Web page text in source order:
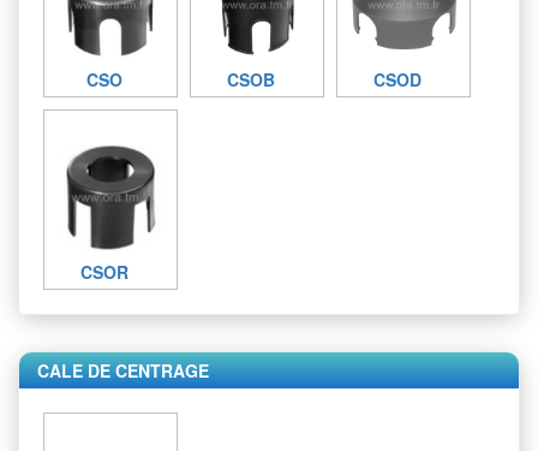
CSO CSOB CSOD
CSOR
CALE DE CENTRAGE